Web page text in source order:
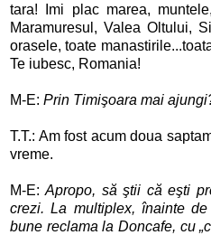
tara! Imi plac marea,
Maramuresul, Valea Oltului,
orasele, toate
Te iubesc, Romania!
M-E: Prin Timişoara mai
T.T.: Am fost acum doua
vreme.
M-E:Apropo, să ştii că eşti
crezi. La multiplex, înainte
bune reclama la Doncafe, cu